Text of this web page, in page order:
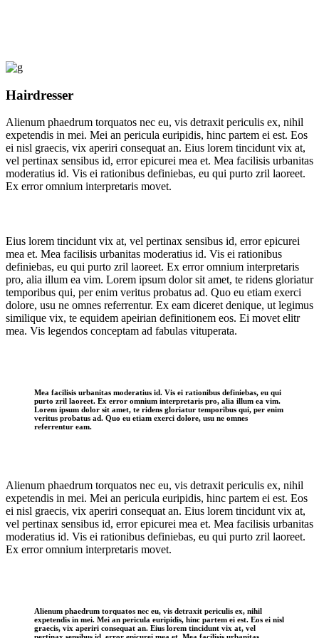
Hairdresser
Alienum phaedrum torquatos nec eu, vis detraxit periculis ex, nihil
expetendis in mei. Mei an pericula euripidis, hinc partem ei est. Eos
ei nisl graecis, vix aperiri consequat an. Eius lorem tincidunt vix at,
vel pertinax sensibus id, error epicurei mea et. Mea facilisis urbanitas
moderatius id. Vis ei rationibus definiebas, eu qui purto zril laoreet.
Ex error omnium interpretaris movet.
Eius lorem tincidunt vix at, vel pertinax sensibus id, error epicurei
mea et. Mea facilisis urbanitas moderatius id. Vis ei rationibus
definiebas, eu qui purto zril laoreet. Ex error omnium interpretaris
pro, alia illum ea vim. Lorem ipsum dolor sit amet, te ridens gloriatur
temporibus qui, per enim veritus probatus ad. Quo eu etiam exerci
dolore, usu ne omnes referrentur. Ex eam diceret denique, ut legimus
similique vix, te equidem apeirian definitionem eos. Ei movet elitr
mea. Vis legendos conceptam ad fabulas vituperata.
Mea facilisis urbanitas moderatius id. Vis ei rationibus definiebas, eu qui
purto zril laoreet. Ex error omnium interpretaris pro, alia illum ea vim.
Lorem ipsum dolor sit amet, te ridens gloriatur temporibus qui, per enim
veritus probatus ad. Quo eu etiam exerci dolore, usu ne omnes
referrentur eam.
Alienum phaedrum torquatos nec eu, vis detraxit periculis ex, nihil
expetendis in mei. Mei an pericula euripidis, hinc partem ei est. Eos
ei nisl graecis, vix aperiri consequat an. Eius lorem tincidunt vix at,
vel pertinax sensibus id, error epicurei mea et. Mea facilisis urbanitas
moderatius id. Vis ei rationibus definiebas, eu qui purto zril laoreet.
Ex error omnium interpretaris movet.
Alienum phaedrum torquatos nec eu, vis detraxit periculis ex, nihil
expetendis in mei. Mei an pericula euripidis, hinc partem ei est. Eos ei nisl
graecis, vix aperiri consequat an. Eius lorem tincidunt vix at, vel